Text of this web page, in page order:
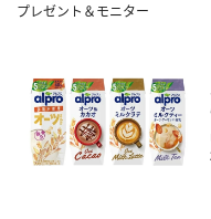
プレゼント＆モニター